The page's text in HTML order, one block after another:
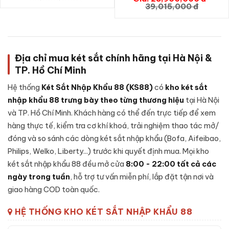
Khung thép cường lực: Sử dụng thép cao cấp không rỉ
nguyên khối, đảm bảo khả năng chống đập phá và khoan
đục cao.
Cánh cửa đúc đặc:Cánh được đúc liền khối, có rãnh
chống cạy, đệm chống khói - duy trì khả năng kín khít
trong điều kiện nhiệt độ cao.
Lớp lõi chống cháy:Bên trong vỏ ngoài là lớp bê-tông
chống cháychuyên dụng kết hợp sợi cách nhiệt - giữ tài
sản nguyên vẹn khi xảy ra sự cố hoả hoạn.
Cơ cấu khoá:Khóa vân tay, được lắp đặt nguyên cụm từ
nhà sản xuất, tích hợp cảnh báo nhập sai liên tục.
lớn - chống được các công cụ phá khoá thông dụng.
39,015,000 đ
Địa chỉ mua két sắt chính hãng tại Hà Nội &
TP. Hồ Chí Minh
Hệ thống Két Sắt Nhập Khẩu 88 (KS88)có kho két sắt
nhập khẩu 88 trưng bày theo từng thương hiệu tại Hà Nội
và TP. Hồ Chí Minh. Khách hàng có thể đến trực tiếp để xem
hàng thực tế, kiểm tra cơ khí khoá, trải nghiệm thao tác mở/
đóng và so sánh các dòng két sắt nhập khẩu (Bofa, Aifeibao,
Philips, Welko, Liberty...) trước khi quyết định mua. Mọi kho
két sắt nhập khẩu 88 đều mở cửa 8:00 - 22:00 tất cả các
ngày trong tuần, hỗ trợ tư vấn miễn phí, lắp đặt tận nơi và
giao hàng COD toàn quốc.
HỆ THỐNG KHO KÉT SẮT NHẬP KHẨU 88